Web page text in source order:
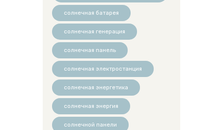
солнечная батарея
солнечная генерация
солнечная панель
солнечная электростанция
солнечная энергетика
солнечная энергия
солнечной панели